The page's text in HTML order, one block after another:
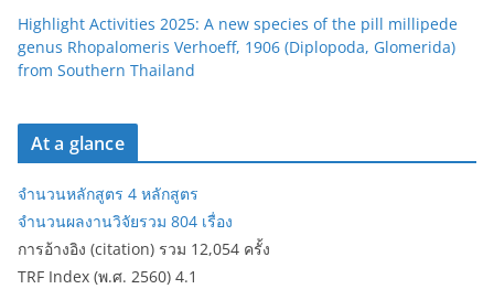
Highlight Activities 2025: A new species of the pill millipede
genus Rhopalomeris Verhoeff, 1906 (Diplopoda, Glomerida)
from Southern Thailand
At a glance
จำนวนหลักสูตร 4 หลักสูตร
จำนวนผลงานวิจัยรวม 804 เรื่อง
การอ้างอิง (citation) รวม 12,054 ครั้ง
TRF Index (พ.ศ. 2560) 4.1